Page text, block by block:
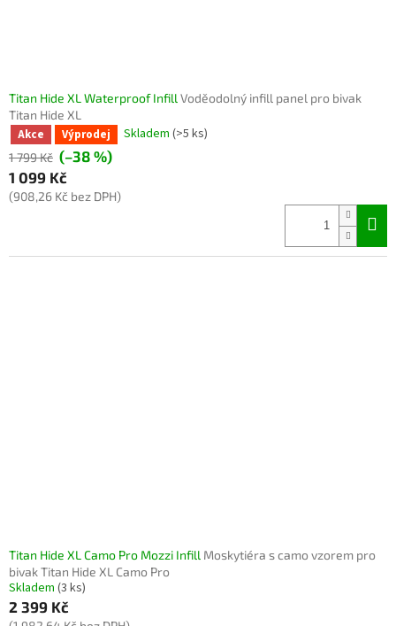
Titan Hide XL Waterproof Infill Voděodolný infill panel pro bivak
Titan Hide XL
Akce Výprodej Skladem (>5 ks)
1 799 Kč (–38 %)
1 099 Kč
(908,26 Kč bez DPH)
Titan Hide XL Camo Pro Mozzi Infill Moskytiéra s camo vzorem pro
bivak Titan Hide XL Camo Pro
Skladem (3 ks)
2 399 Kč